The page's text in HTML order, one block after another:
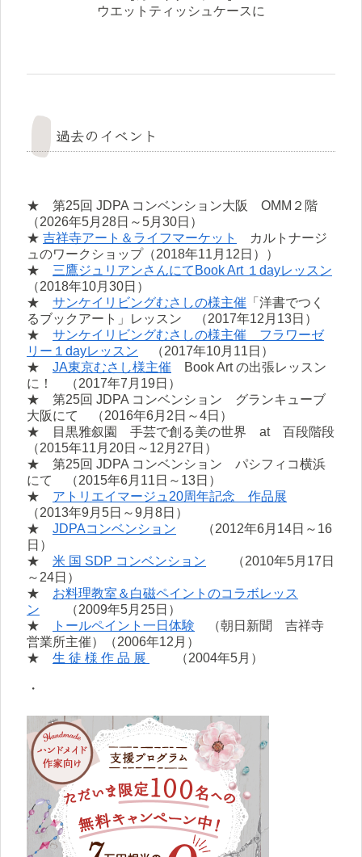
ウエットティッシュケースに
過去のイベント
★ 第25回 JDPA コンベンション大阪 OMM２階
（2026年5月28日～5月30日）
★ 吉祥寺アート＆ライフマーケット
カルトナージ
ュのワークショップ（2018年11月12日））
★ 三鷹ジュリアンさんにてBook Art １dayレッスン
（2018年10月30日）
★ サンケイリビングむさしの様主催 「洋書でつく
るブックアート」レッスン （2017年12月13日）
★ サンケイリビングむさしの様主催 フラワーゼ
リー１dayレッスン （2017年10月11日）
★ JA東京むさし様主催 Book Art の出張レッスン
に！ （2017年7月19日）
★ 第25回 JDPA コンベンション グランキューブ
大阪にて （2016年6月2日～4日）
★ 目黒雅叙園 手芸で創る美の世界 at 百段階段
（2015年11月20日～12月27日）
★ 第25回 JDPA コンベンション パシフィコ横浜
にて （2015年6月11日～13日）
★ アトリエイマージュ20周年記念 作品展
（2013年9月5日～9月8日）
★ JDPAコンベンション （2012年6月14日～16
日）
★ 米 国 SDP コンベンション （2010年5月17日
～24日）
★ お料理教室＆白磁ペイントのコラボレッス
ン （2009年5月25日）
★
トールペイント一日体験 （朝日新聞 吉祥寺
営業所主催）（2006年12月）
★ 生 徒 様 作 品 展 （2004年5月）
・